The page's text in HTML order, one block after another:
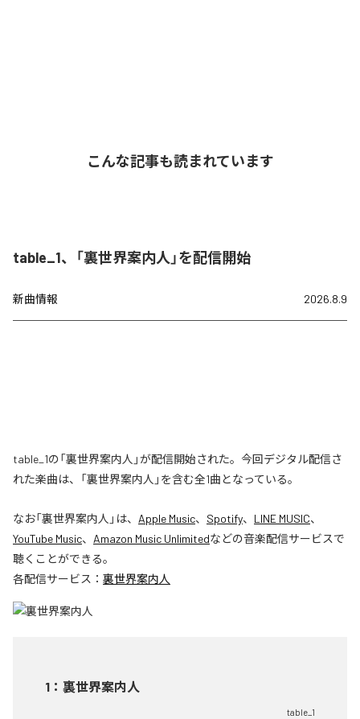
こんな記事も読まれています
table_1、「裏世界案内人」を配信開始
新曲情報 2026.8.9
table_1の「裏世界案内人」が配信開始された。今回デジタル配信さ
れた楽曲は、「裏世界案内人」を含む全1曲となっている。
なお「裏世界案内人 」は、 Apple Music、 Spotify、 LINE MUSIC、
YouTube Music、 Amazon Music Unlimitedなどの音楽配信サービスで
聴くことができる。
各配信サービス： 裏世界案内人
1 ： 裏世界案内人
table_1